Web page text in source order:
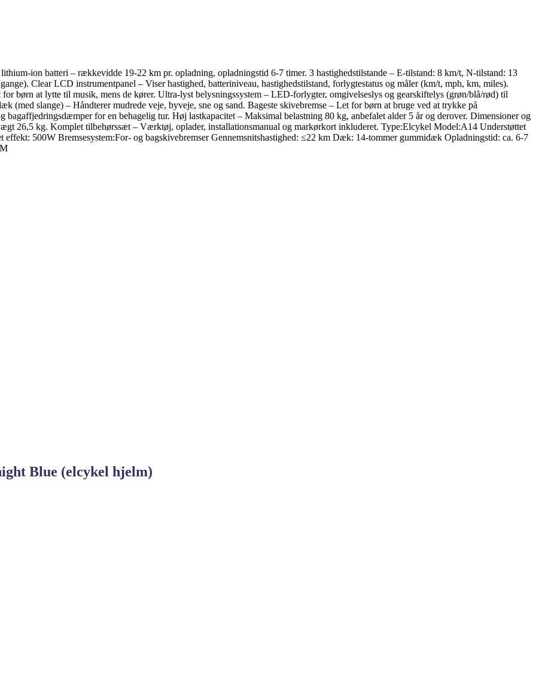
ion batteri – rækkevidde 19-22 km pr. opladning, opladningstid 6-7 timer. 3 hastighedstilstande – E-tilstand: 8 km/t, N-tilstand: 13
Clear LCD instrumentpanel – Viser hastighed, batteriniveau, hastighedstilstand, forlygtestatus og måler (km/t, mph, km, miles).
børn at lytte til musik, mens de kører. Ultra-lyst belysningssystem – LED-forlygter, omgivelseslys og gearskiftelys (grøn/blå/rød) til
(med slange) – Håndterer mudrede veje, byveje, sne og sand. Bageste skivebremse – Let for børn at bruge ved at trykke på
bagaffjedringsdæmper for en behagelig tur. Høj lastkapacitet – Maksimal belastning 80 kg, anbefalet alder 5 år og derover. Dimensioner og
26,5 kg. Komplet tilbehørssæt – Værktøj, oplader, installationsmanual og markørkort inkluderet. Type:Elcykel Model:A14 Understøttet
500W Bremsesystem:For- og bagskivebremser Gennemsnitshastighed: ≤22 km Dæk: 14-tommer gummidæk Opladningstid: ca. 6-7
Blue (elcykel hjelm)